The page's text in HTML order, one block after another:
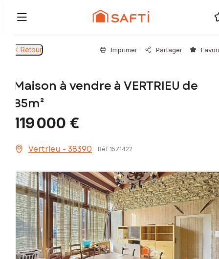
Retour Imprimer Partager
Maison à vendre à VERTRIEU de
85m²
119 000 €
Vertrieu - 38390 Réf 1571422